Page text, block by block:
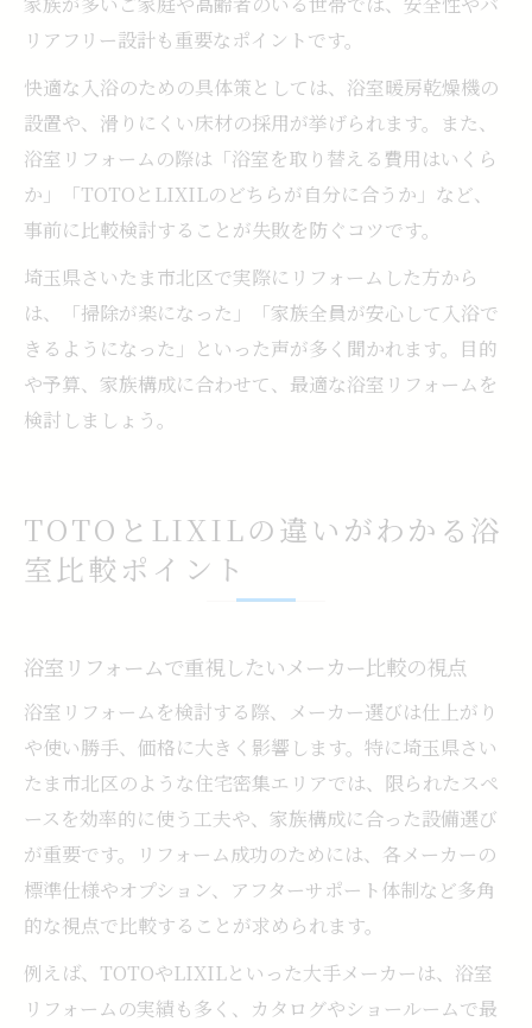
リアフリー設計も重要なポイントです。
快適な入浴のための具体策としては、浴室暖房乾燥機の
設置や、滑りにくい床材の採用が挙げられます。また、
浴室リフォームの際は「浴室を取り替える費用はいくら
か」「TOTOとLIXILのどちらが自分に合うか」など、
事前に比較検討することが失敗を防ぐコツです。
埼玉県さいたま市北区で実際にリフォームした方から
は、「掃除が楽になった」「家族全員が安心して入浴で
きるようになった」といった声が多く聞かれます。目的
や予算、家族構成に合わせて、最適な浴室リフォームを
検討しましょう。
TOTOとLIXILの違いがわかる浴
室比較ポイント
浴室リフォームで重視したいメーカー比較の視点
浴室リフォームを検討する際、メーカー選びは仕上がり
や使い勝手、価格に大きく影響します。特に埼玉県さい
たま市北区のような住宅密集エリアでは、限られたスペ
ースを効率的に使う工夫や、家族構成に合った設備選び
が重要です。リフォーム成功のためには、各メーカーの
標準仕様やオプション、アフターサポート体制など多角
的な視点で比較することが求められます。
例えば、TOTOやLIXILといった大手メーカーは、浴室
リフォームの実績も多く、カタログやショールームで最